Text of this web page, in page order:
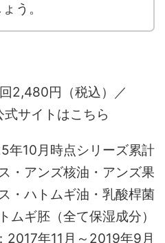
う。
2,480円（税込）／
サイトはこちら
年10月時点シリーズ累計
・アンズ核油・アンズ果
・ハトムギ油・乳酸桿菌
ムギ胚（全て保湿成分）
2017年11月～2019年9月